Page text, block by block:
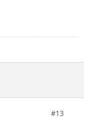
#13